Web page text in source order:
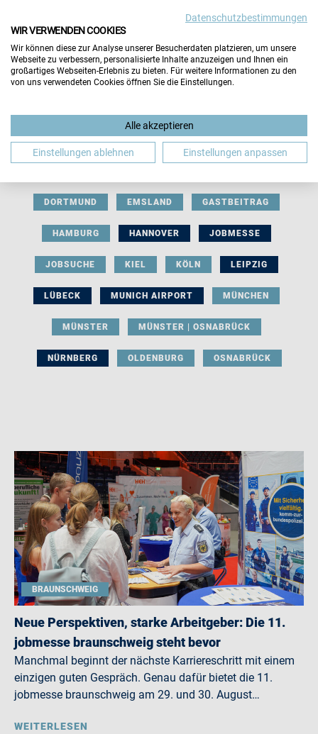
BERUFLICHE ORIENTIERUNG BEWERBUNG
DORTMUND EMSLAND GASTBEITRAG
HAMBURG HANNOVER JOBMESSE
JOBSUCHE KIEL KÖLN LEIPZIG
LÜBECK MUNICH AIRPORT MÜNCHEN
MÜNSTER MÜNSTER | OSNABRÜCK
NÜRNBERG OLDENBURG OSNABRÜCK
BRAUNSCHWEIG
Neue Perspektiven, starke Arbeitgeber: Die 11.
jobmesse braunschweig steht bevor
Manchmal beginnt der nächste Karriereschritt mit einem
einzigen guten Gespräch. Genau dafür bietet die 11.
jobmesse braunschweig am 29. und 30. August…
WEITERLESEN
Datenschutzbestimmungen
WIR VERWENDEN COOKIES
Wir können diese zur Analyse unserer Besucherdaten platzieren, um unsere
Webseite zu verbessern, personalisierte Inhalte anzuzeigen und Ihnen ein
großartiges Webseiten-Erlebnis zu bieten. Für weitere Informationen zu den
von uns verwendeten Cookies öffnen Sie die Einstellungen.
Alle akzeptieren
Einstellungen ablehnen Einstellungen anpassen